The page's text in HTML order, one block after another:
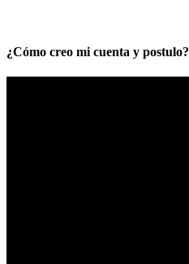
¿Cómo creo mi cuenta y postulo?